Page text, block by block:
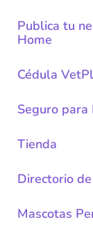
Publica tu
Home
Cédula
Seguro para
Tienda
Directorio
Mascotas